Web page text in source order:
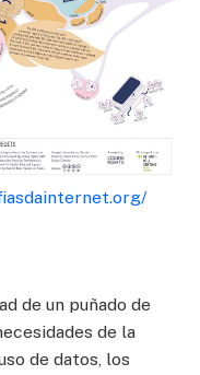
de un puñado de
de la
de datos, los